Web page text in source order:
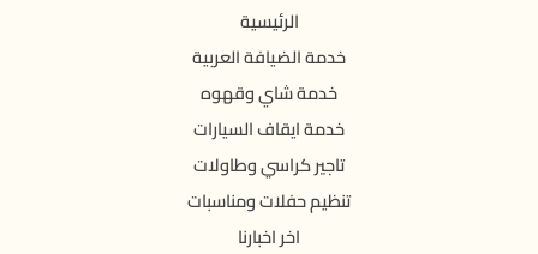
الرئيسية
خدمة الضيافة العربية
خدمة شاي وقهوه
خدمة ايقاف السيارات
تاجير كراسي وطاولات
تنظيم حفلات ومناسبات
اخر اخبارنا